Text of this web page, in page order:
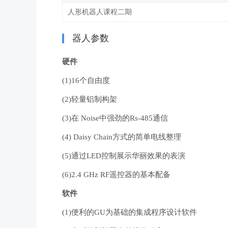
人形机器人课程二期
器人参数
硬件
(1)16个自由度
(2)轻量铝制构架
(3)在 Noise中强劲的Rs-485通信
(4) Daisy Chain方式的简单电线整理
(5)通过LED控制展示华丽效果的表演
(6)2.4 GHz RF遥控器的基本配备
软件
(1)便利的GU为基础的集成程序设计软件